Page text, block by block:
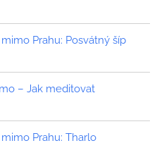
Prahu: Posvátný šíp
– Jak meditovat
Prahu: Tharlo